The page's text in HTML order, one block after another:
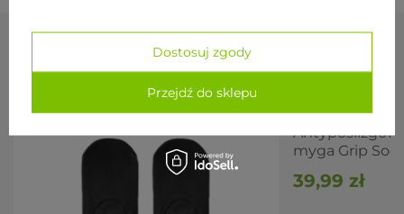
powłoka: poliester; elementy
otwarta, z krzyżującymi się paskami
czarny / szary
Zobacz również
myga Grip
39,99 zł
Dostosuj zgody
Przejdź do sklepu